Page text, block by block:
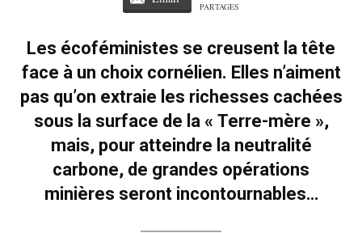
PARTAGES
Les écoféministes se creusent la tête
face à un choix cornélien. Elles n’aiment
pas qu’on extraie les richesses cachées
sous la surface de la « Terre-mère »,
mais, pour atteindre la neutralité
carbone, de grandes opérations
minières seront incontournables…